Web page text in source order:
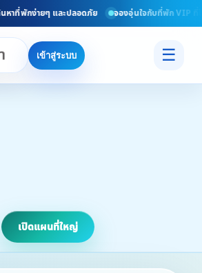
าที่พักง่ายๆ และปลอดภัย จองอุ่นใจกับที่พัก VIP ที่ไ
เข้าสู่ระบบ ☰
เปิดแผนที่ใหญ่